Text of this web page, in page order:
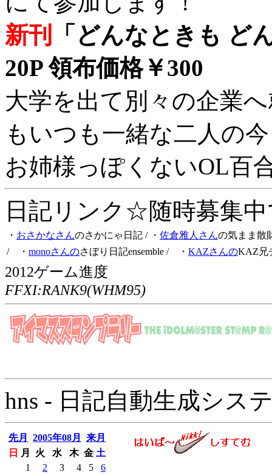
新刊
「どんなときも ど
20P 領布価格￥300
大学を出て別々の企業
もいつも一緒な二人の
お姉様っぽくないOL百
日記リンク☆随時募集
・ おさかなさんのさかにゃ日記 / ・ 佐倉雅人さんの気まま散
/ ・ monoさんのさぼり日記ensemble / ・ KAZさんのKAZ兄
2012ゲーム進度
FFXI:RANK9(WHM95)
hns - 日記自動生成シス
先月 2005年08月
来月
日
月 火 水 木 金 土
1
2 3 4 5
6